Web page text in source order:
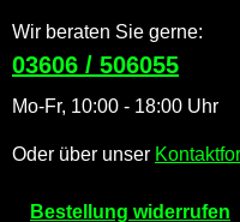
Wir beraten Sie gerne:
03606 / 506055
Mo-Fr, 10:00 - 18:00 Uhr
Oder über unser
Bestellung widerrufen